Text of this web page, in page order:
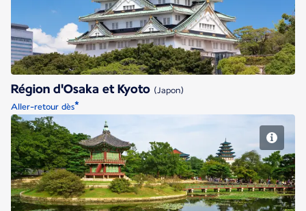
Région d'Osaka et Kyoto (Japon)
Aller-retour dès*
Séoul